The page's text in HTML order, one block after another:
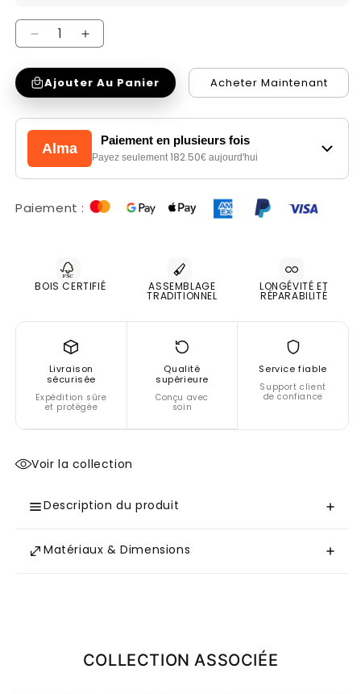
Réduire
la
quantité
de
Canapé
cuir
2
2
électriques
Bilbao
Augmenter
la
quantité
de
Canapé
cuir
2
places,
2
Bilbao
Chocolat
Ajouter Au Panier Acheter Maintenant
Alma
Paiement en plusieurs fois
Payez seulement 182.50€ aujourd'hui
Paiement :
BOIS CERTIFIÉ ASSEMBLAGE
TRADITIONNEL
LONGÉVITÉ ET
RÉPARABILITÉ
Livraison
sécurisée
Expédition sûre
et protégée
Qualité
supérieure
Conçu avec
soin
Service fiable
Support client
de confiance
Voir la collection
Description du produit
Matériaux & Dimensions
COLLECTION ASSOCIÉE